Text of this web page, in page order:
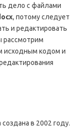
дело с файлами
, потому следует
и редактировать
рассмотрим
исходным кодом и
в 2002 году.